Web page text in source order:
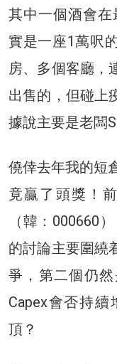
其中一個酒會
實是一座1萬呎
房、多個客廳，
出售的，但碰上
據說主要是老闆
僥倖去年我的短
竟贏了頭獎！
（韓：000660
的討論主要圍繞
爭，第二個仍
Capex會否持
頂？